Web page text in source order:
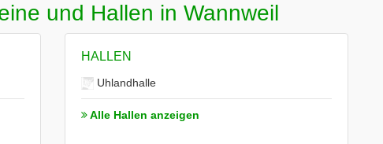
und Hallen in Wannweil
HALLEN
Uhlandhalle
Alle Hallen anzeigen